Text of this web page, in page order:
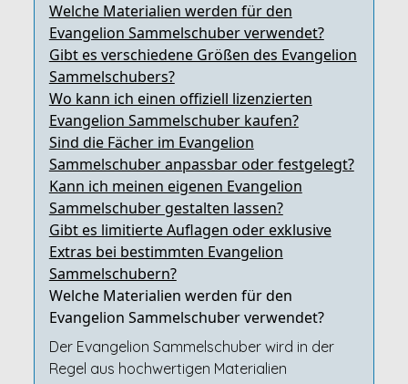
Welche Materialien werden für den
Evangelion Sammelschuber verwendet?
Gibt es verschiedene Größen des Evangelion
Sammelschubers?
Wo kann ich einen offiziell lizenzierten
Evangelion Sammelschuber kaufen?
Sind die Fächer im Evangelion
Sammelschuber anpassbar oder festgelegt?
Kann ich meinen eigenen Evangelion
Sammelschuber gestalten lassen?
Gibt es limitierte Auflagen oder exklusive
Extras bei bestimmten Evangelion
Sammelschubern?
Welche Materialien werden für den
Evangelion Sammelschuber verwendet?
Der Evangelion Sammelschuber wird in der
Regel aus hochwertigen Materialien